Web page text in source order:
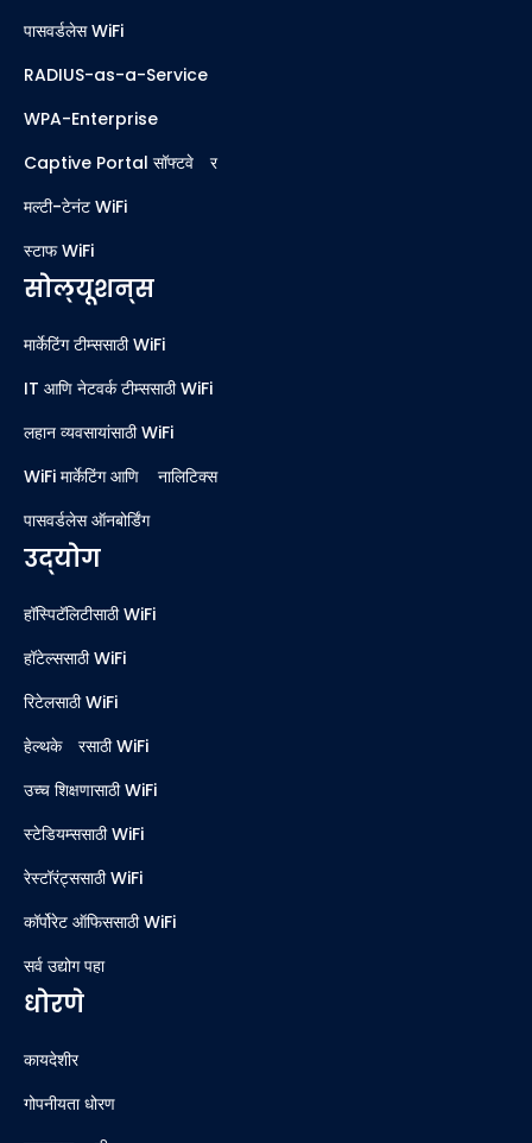
पासवर्डलेस WiFi
RADIUS-as-a-Service
WPA-Enterprise
Captive Portal सॉफ्टवेअर
मल्टी-टेनंट WiFi
स्टाफ WiFi
सोल्यूशन्स
मार्केटिंग टीम्ससाठी WiFi
IT आणि नेटवर्क टीम्ससाठी WiFi
लहान व्यवसायांसाठी WiFi
WiFi मार्केटिंग आणि ॲनालिटिक्स
पासवर्डलेस ऑनबोर्डिंग
उद्योग
हॉस्पिटॅलिटीसाठी WiFi
हॉटेल्ससाठी WiFi
रिटेलसाठी WiFi
हेल्थकेअरसाठी WiFi
उच्च शिक्षणासाठी WiFi
स्टेडियम्ससाठी WiFi
रेस्टॉरंट्ससाठी WiFi
कॉर्पोरेट ऑफिससाठी WiFi
सर्व उद्योग पहा
धोरणे
कायदेशीर
गोपनीयता धोरण